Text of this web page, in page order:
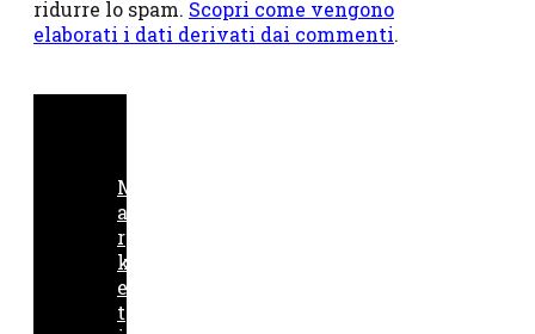
ridurre lo spam. Scopri come vengono
elaborati i dati derivati dai commenti.
M
a
r
k
e
t